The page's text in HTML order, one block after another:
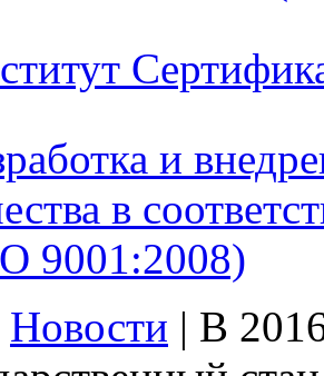
и
в
9001:2008)
Новости | В